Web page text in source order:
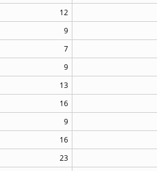
12
9
7
9
13
16
9
16
23